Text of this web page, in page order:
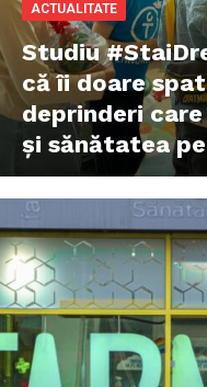
ACTUALITATE
Studiu
că îi doare
deprinderi
și sănătatea